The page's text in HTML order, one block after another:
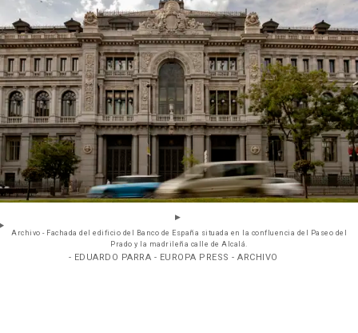
Archivo - Fachada del edificio del Banco de España situada en la confluencia del Paseo del
Prado y la madrileña calle de Alcalá.
- EDUARDO PARRA - EUROPA PRESS - ARCHIVO